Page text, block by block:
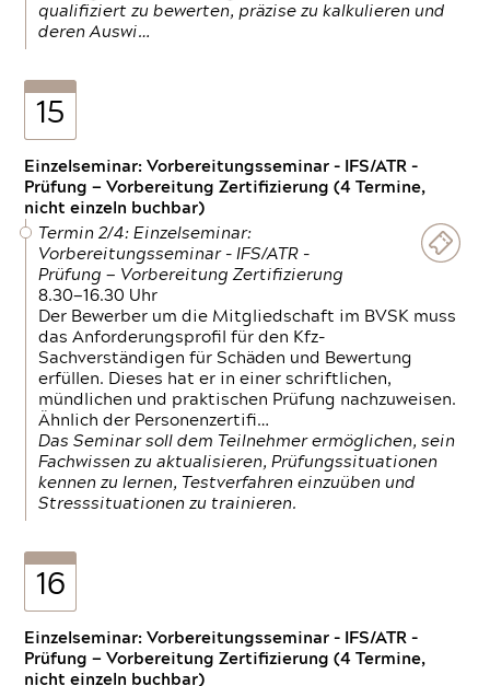
qualifiziert zu bewerten, präzise zu kalkulieren und
deren Auswi…
15
Einzelseminar: Vorbereitungsseminar - IFS/ATR -
Prüfung — Vorbereitung Zertifizierung (4 Termine,
nicht einzeln buchbar)
Termin 2/4: Einzelseminar:
Vorbereitungsseminar - IFS/ATR -
Prüfung — Vorbereitung Zertifizierung
8.30—16.30 Uhr
Der Bewerber um die Mitgliedschaft im BVSK muss
das Anforderungsprofil für den Kfz-
Sachverständigen für Schäden und Bewertung
erfüllen. Dieses hat er in einer schriftlichen,
mündlichen und praktischen Prüfung nachzuweisen.
Ähnlich der Personenzertifi…
Das Seminar soll dem Teilnehmer ermöglichen, sein
Fachwissen zu aktualisieren, Prüfungssituationen
kennen zu lernen, Testverfahren einzuüben und
Stresssituationen zu trainieren.
16
Einzelseminar: Vorbereitungsseminar - IFS/ATR -
Prüfung — Vorbereitung Zertifizierung (4 Termine,
nicht einzeln buchbar)